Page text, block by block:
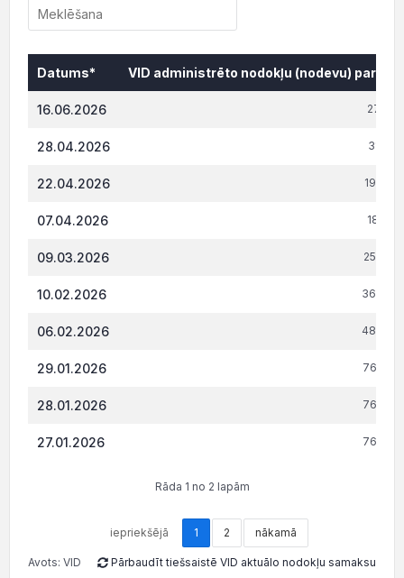
Datums*
VID administrēto nodokļu (nodevu)
16.06.2026 27
28.04.2026 31
22.04.2026 19
07.04.2026 18
09.03.2026 25
10.02.2026 36
06.02.2026 48
29.01.2026 76
28.01.2026 76
27.01.2026 76
Rāda 1 no 2 lapām
iepriekšējā 1 2 nākamā
Avots: VID Pārbaudīt tiešsaistē VID aktuālo nodokļu samaksu